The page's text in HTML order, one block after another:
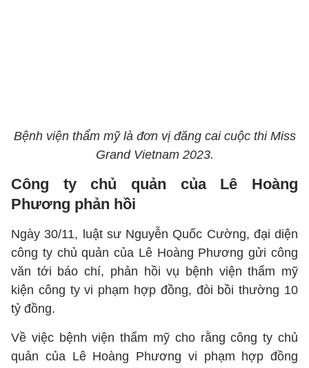
Bệnh viện thẩm mỹ là đơn vị đăng cai cuộc thi Miss
Grand Vietnam 2023.
Công ty chủ quản của Lê Hoàng
Phương phản hồi
Ngày 30/11, luật sư Nguyễn Quốc Cường, đại diện
công ty chủ quản của Lê Hoàng Phương gửi công
văn tới báo chí, phản hồi vụ bệnh viện thẩm mỹ
kiện công ty vi phạm hợp đồng, đòi bồi thường 10
tỷ đồng.
Về việc bệnh viện thẩm mỹ cho rằng công ty chủ
quản của Lê Hoàng Phương vi phạm hợp đồng